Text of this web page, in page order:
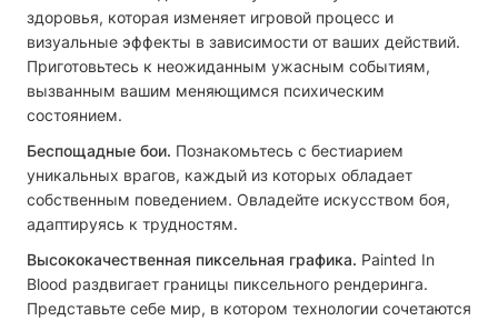
здоровья, которая изменяет игровой процесс и
визуальные эффекты в зависимости от ваших действий.
Приготовьтесь к неожиданным ужасным событиям,
вызванным вашим меняющимся психическим
состоянием.
Беспощадные бои. Познакомьтесь с бестиарием
уникальных врагов, каждый из которых обладает
собственным поведением. Овладейте искусством боя,
адаптируясь к трудностям.
Высококачественная пиксельная графика. Painted In
Blood раздвигает границы пиксельного рендеринга.
Представьте себе мир, в котором технологии сочетаются